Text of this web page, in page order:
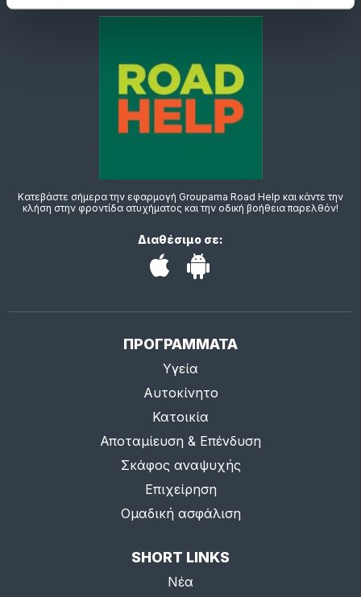
Κατεβάστε σήμερα την εφαρμογή Groupama Road Help και κάντε την
κλήση στην φροντίδα ατυχήματος και την οδική βοήθεια παρελθόν!
Διαθέσιμο σε:
ΠΡΟΓΡΑΜΜΑΤΑ
Υγεία
Αυτοκίνητο
Κατοικία
Αποταμίευση & Επένδυση
Σκάφος αναψυχής
Επιχείρηση
Ομαδική ασφάλιση
SHORT LINKS
Νέα